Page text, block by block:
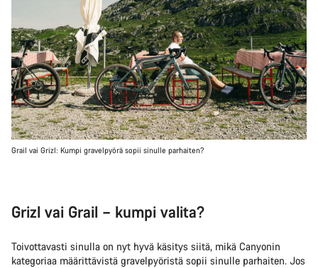
Grail vai Grizl: Kumpi gravelpyörä sopii sinulle parhaiten?
Grizl vai Grail – kumpi valita?
Toivottavasti sinulla on nyt hyvä käsitys siitä, mikä Canyonin
kategoriaa määrittävistä gravelpyöristä sopii sinulle parhaiten. Jos